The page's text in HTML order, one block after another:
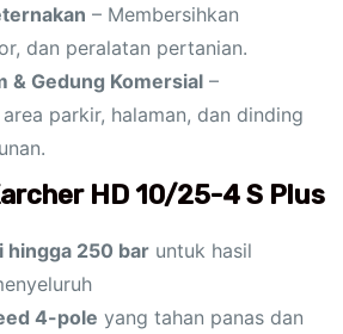
– Membersihkan
dan peralatan pertanian.
& Gedung Komersial –
parkir, halaman, dan dinding
HD 10/25-4 S Plus
hingga 250 bar untuk hasil
4-pole yang tahan panas dan